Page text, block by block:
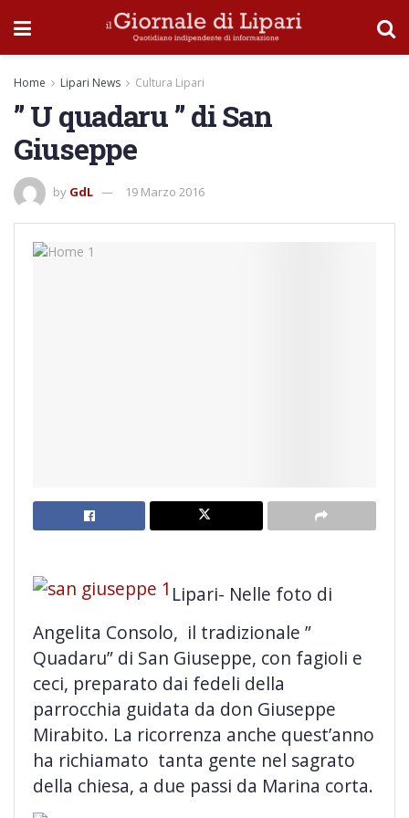
Home Lipari News Cultura Lipari
” U quadaru ” di San
Giuseppe
by GdL 19 Marzo 2016
Lipari- Nelle foto di
Angelita Consolo, il tradizionale ”
Quadaru” di San Giuseppe, con fagioli e
ceci, preparato dai fedeli della
parrocchia guidata da don Giuseppe
Mirabito. La ricorrenza anche quest’anno
ha richiamato tanta gente nel sagrato
della chiesa, a due passi da Marina corta.